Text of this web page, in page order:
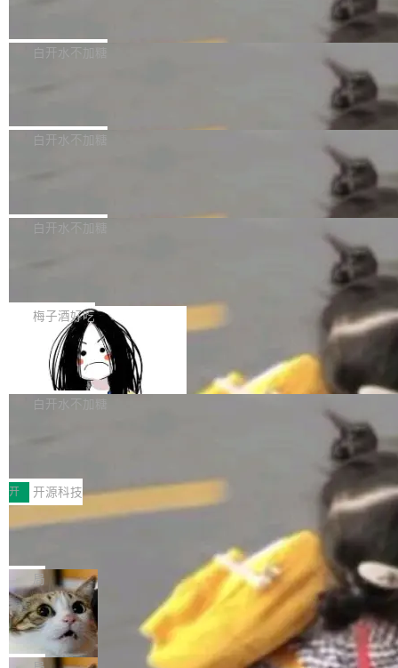
不得生成涉及安全性的关键变更，除非作者本身
36个月。 公告显示，本次宇树科技战略配售对
员工参与设立的专项资产管理计划。其中，Dee
获配9...
Bug fixes and enhancements 修复多次传递同
一个回归问题，该问题导致拉取镜像时会拒绝包
题，该问题可能导致在旧版 Linux 内核...
白开水不加糖
e 孵化器项目管理委员会（IPMC）投票中获得
P）！这一里程碑不仅标志着 Fluss 迈入新的发
白开水不加糖
长期停止内容更新，未能实现其作为“AI版维基百
提交的编辑请求也长期处于待处理状态。 Groki
pedia 于去年底上线，定位为由人工智能生成内
容的百科平台，被马斯克视为传统众包百科网站
维基百科的替代方案。Lawfare 调查发现，无论
热门页面还是低关注度页面，均未出现近期更
白开水不加糖
是这样的：配 MessageSource 的 Bean、写 R
eloadableResourceBundleMessageSource、
声明 LocaleResolver、注册 LocaleChangeInt
erceptor…五六步之后才能看到第一行翻译文
本。 Solon 换了个方式。整个 i18n 模块围绕三
梅子酒好吃
Apache Doris 4.1 全面增强 Iceberg：
支持 UPDATE、MERGE INTO 与 Iceb
erg V3
Apache Doris 4.1 要补齐的，正是缺失的那一
半。在已有查询能力的基础上，Doris 进一步支
常维护操作，并完整支持 Iceberg V3 格式。
白开水不加糖
村国家自主创新示范区会议中心开幕。本届大会
由中关村智联软件服务业质量创新联盟主办，以
“智构可信·质创未来——AI原生时代的质量新范
式”为主题，直面AI从实验室走向规模化产业落地
的核心质量命题。会上，《2026智能研发生产力
工具选型手册》发布，Testin云测的Testin XAge
nt智能测试系统入选AI测试领域代表产品。对CI
O而言，这提示了一个转变：AI测试正在从效率
工具升级为企业的质量基础设施。 CIO面对的新
开 开源科技
让非法状态不可表示：一篇关于 ADT
有一种东西，一旦用过就回不去了。Alex Fedos
eev 管它叫"软件设计的基石"。 他说的东西不新
鲜——代数数据类型（ADT），尤其是和类型
（sum type）。但他说清楚了一件事：这不是类
型系统的学术体操，是日常编码的思维方式。 文
章从一个简单的例子切入。一个网站的深色主题
局
Cloudflare 开源内部企业 AI 平台 Clou
dflare OS
Cloudflare 发布了一个开源项目 Cloudflare O
S。如果你只看官方博客，你会觉得这是又一